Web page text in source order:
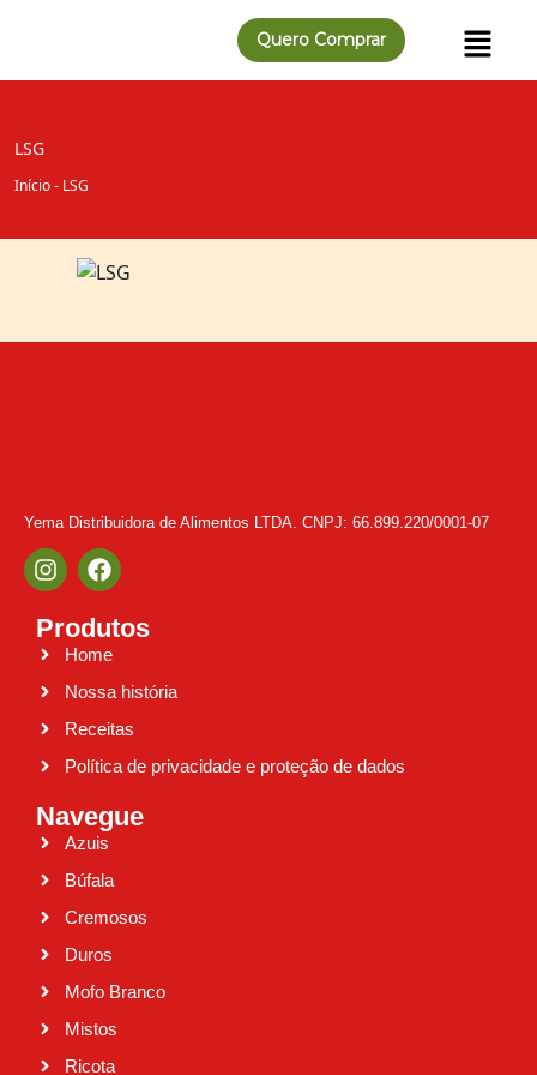
Quero Comprar
LSG
Início- LSG
Yema Distribuidora de Alimentos LTDA. CNPJ: 66.899.220/0001-07
Produtos
Home
Nossa história
Receitas
Política de privacidade e proteção de dados
Navegue
Azuis
Búfala
Cremosos
Duros
Mofo Branco
Mistos
Ricota